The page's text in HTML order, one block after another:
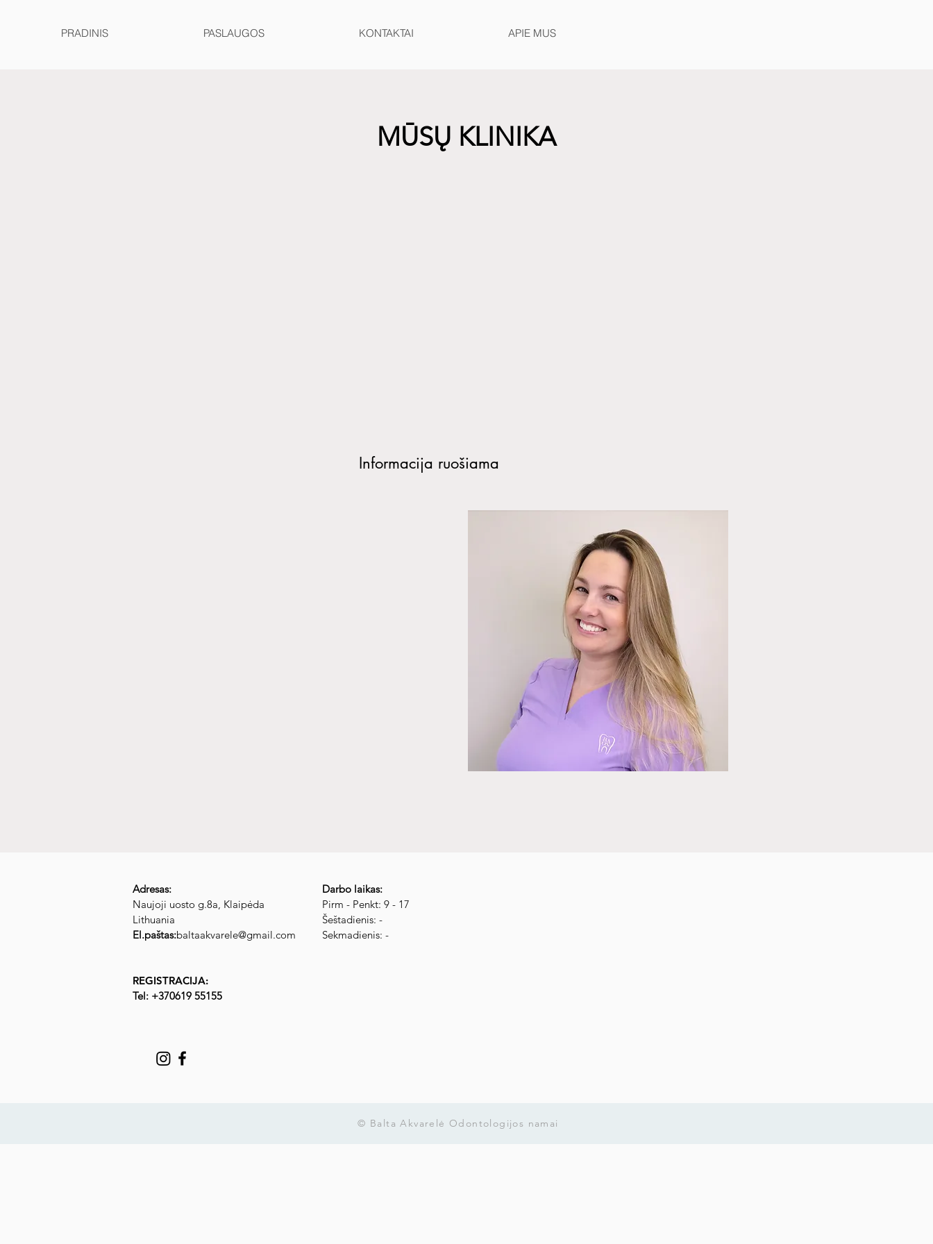
PRADINIS PASLAUGOS KONTAKTAI APIE MUS
MŪSŲ KLINIKA
Informacija ruošiama
Adresas:
Naujoji uosto g.8a, Klaipėda
Lithuania
El.paštas:baltaakvarele@gmail.com
REGISTRACIJA:
Tel: +370619 55155
Darbo laikas:
Pirm - Penkt: 9 - 17
​​Šeštadienis: -
​Sekmadienis: -
© Balta Akvarelė Odontologijos namai